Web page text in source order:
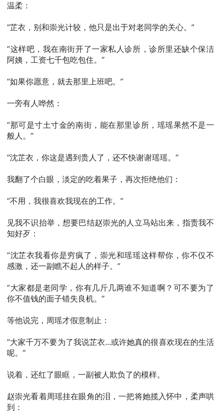
温柔：
“芷衣，别和崇光计较，他只是出于对老同学的关心。”
“这样吧，我在南街开了一家私人诊所，诊所里还缺个保洁
阿姨，工资七千包吃包住。”
“如果你愿意，就去那里上班吧。”
一旁有人哗然：
“那可是寸土寸金的南街，能在那里诊所，瑶瑶果然不是一
般人。”
“沈芷衣，你这是遇到贵人了，还不快谢谢瑶瑶。”
我翻了个白眼，淡定的吃着果子，再次拒绝他们：
“不用，我很喜欢我现在的工作。”
见我不识抬举，想要巴结赵崇光的人立马站出来，指责我不
知好歹：
“沈芷衣我看你是穷疯了，崇光和瑶瑶这样帮你，你不仅不
感激，还一副瞧不起人的样子。”
“大家都是老同学，你有几斤几两谁不知道啊？可不要为了
你不值钱的面子错失良机。”
等他说完，周瑶才假意制止：
“大家千万不要为了我说芷衣...或许她真的很喜欢现在的生活
呢。”
说着，还红了眼眶，一副被人欺负了的模样。
赵崇光看着周瑶挂在眼角的泪，一把将她揽入怀中，柔声哄
到：